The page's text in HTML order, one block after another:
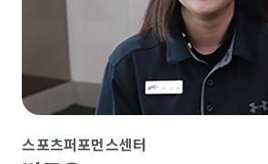
스포츠퍼포먼스센터